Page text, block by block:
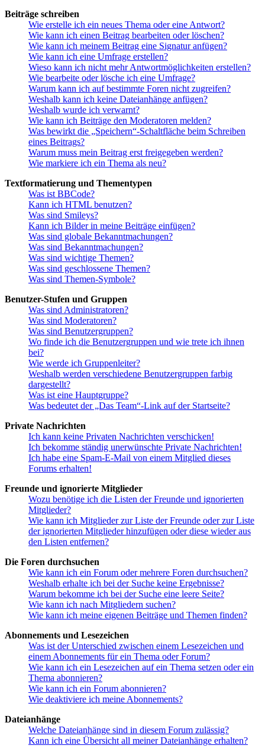
Beiträge schreiben
Wie erstelle ich ein neues Thema oder eine Antwort?
Wie kann ich einen Beitrag bearbeiten oder löschen?
Wie kann ich meinem Beitrag eine Signatur anfügen?
Wie kann ich eine Umfrage erstellen?
Wieso kann ich nicht mehr Antwortmöglichkeiten erstellen?
Wie bearbeite oder lösche ich eine Umfrage?
Warum kann ich auf bestimmte Foren nicht zugreifen?
Weshalb kann ich keine Dateianhänge anfügen?
Weshalb wurde ich verwarnt?
Wie kann ich Beiträge den Moderatoren melden?
Was bewirkt die „Speichern“-Schaltfläche beim Schreiben
eines Beitrags?
Warum muss mein Beitrag erst freigegeben werden?
Wie markiere ich ein Thema als neu?
Textformatierung und Thementypen
Was ist BBCode?
Kann ich HTML benutzen?
Was sind Smileys?
Kann ich Bilder in meine Beiträge einfügen?
Was sind globale Bekanntmachungen?
Was sind Bekanntmachungen?
Was sind wichtige Themen?
Was sind geschlossene Themen?
Was sind Themen-Symbole?
Benutzer-Stufen und Gruppen
Was sind Administratoren?
Was sind Moderatoren?
Was sind Benutzergruppen?
Wo finde ich die Benutzergruppen und wie trete ich ihnen
bei?
Wie werde ich Gruppenleiter?
Weshalb werden verschiedene Benutzergruppen farbig
dargestellt?
Was ist eine Hauptgruppe?
Was bedeutet der „Das Team“-Link auf der Startseite?
Private Nachrichten
Ich kann keine Privaten Nachrichten verschicken!
Ich bekomme ständig unerwünschte Private Nachrichten!
Ich habe eine Spam-E-Mail von einem Mitglied dieses
Forums erhalten!
Freunde und ignorierte Mitglieder
Wozu benötige ich die Listen der Freunde und ignorierten
Mitglieder?
Wie kann ich Mitglieder zur Liste der Freunde oder zur Liste
der ignorierten Mitglieder hinzufügen oder diese wieder aus
den Listen entfernen?
Die Foren durchsuchen
Wie kann ich ein Forum oder mehrere Foren durchsuchen?
Weshalb erhalte ich bei der Suche keine Ergebnisse?
Warum bekomme ich bei der Suche eine leere Seite?
Wie kann ich nach Mitgliedern suchen?
Wie kann ich meine eigenen Beiträge und Themen finden?
Abonnements und Lesezeichen
Was ist der Unterschied zwischen einem Lesezeichen und
einem Abonnements für ein Thema oder Forum?
Wie kann ich ein Lesezeichen auf ein Thema setzen oder ein
Thema abonnieren?
Wie kann ich ein Forum abonnieren?
Wie deaktiviere ich meine Abonnements?
Dateianhänge
Welche Dateianhänge sind in diesem Forum zulässig?
Kann ich eine Übersicht all meiner Dateianhänge erhalten?